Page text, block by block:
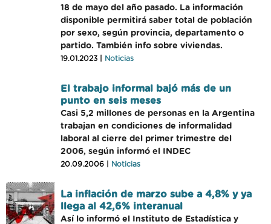
18 de mayo del año pasado. La información
disponible permitirá saber total de población
por sexo, según provincia, departamento o
partido. También info sobre viviendas.
19.01.2023 | Noticias
El trabajo informal bajó más de un
punto en seis meses
Casi 5,2 millones de personas en la Argentina
trabajan en condiciones de informalidad
laboral al cierre del primer trimestre del
2006, según informó el INDEC
20.09.2006 | Noticias
La inflación de marzo sube a 4,8% y ya
llega al 42,6% interanual
Así lo informó el Instituto de Estadística y